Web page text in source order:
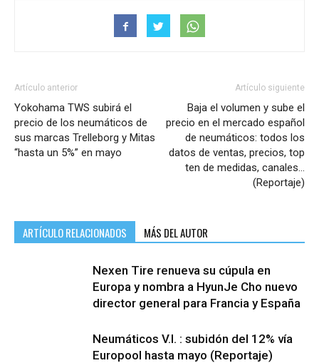
Artículo anterior
Yokohama TWS subirá el
precio de los neumáticos de
sus marcas Trelleborg y Mitas
“hasta un 5%” en mayo
Artículo siguiente
Baja el volumen y sube el
precio en el mercado español
de neumáticos: todos los
datos de ventas, precios, top
ten de medidas, canales…
(Reportaje)
ARTÍCULO RELACIONADOS MÁS DEL AUTOR
Nexen Tire renueva su cúpula en
Europa y nombra a HyunJe Cho nuevo
director general para Francia y España
Neumáticos V.I. : subidón del 12% vía
Europool hasta mayo (Reportaje)